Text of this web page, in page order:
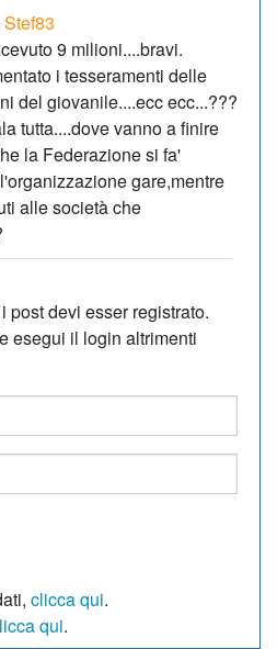
Stef83
9 milioni....bravi.
i tesseramenti delle
del giovanile....ecc ecc...???
tutta....dove vanno a finire
la Federazione si fa'
gare,mentre
alle società che
post devi esser registrato.
esegui il login altrimenti
clicca qui.
qui.